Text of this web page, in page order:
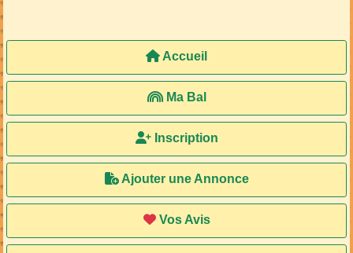
Accueil
Ma Bal
Inscription
Ajouter une Annonce
Vos Avis